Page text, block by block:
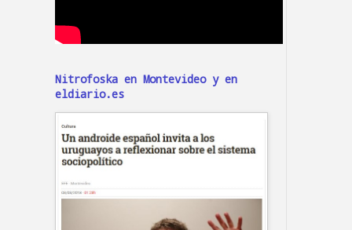
Nitrofoska en Montevideo y en
eldiario.es